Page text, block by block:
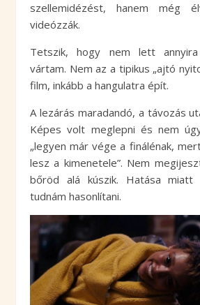
szellemidézést, hanem még
videózzák.
Tetszik, hogy nem lett
vártam. Nem az a tipikus „ajtó
film, inkább a hangulatra épít.
A lezárás maradandó, a távozás
Képes volt meglepni és nem
„legyen már vége a finálénak,
lesz a kimenetele”. Nem
bőröd alá kúszik. Hatása miatt
tudnám hasonlítani.